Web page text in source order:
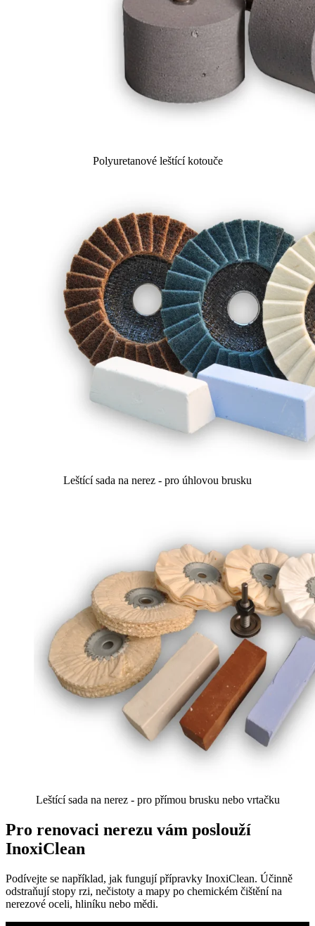
Polyuretanové leštící kotouče
Leštící sada na nerez - pro úhlovou brusku
Leštící sada na nerez - pro přímou brusku nebo vrtačku
Pro renovaci nerezu vám poslouží
InoxiClean
Podívejte se například, jak fungují přípravky InoxiClean. Účinně
odstraňují stopy rzi, nečistoty a mapy po chemickém čištění na
nerezové oceli, hliníku nebo mědi.